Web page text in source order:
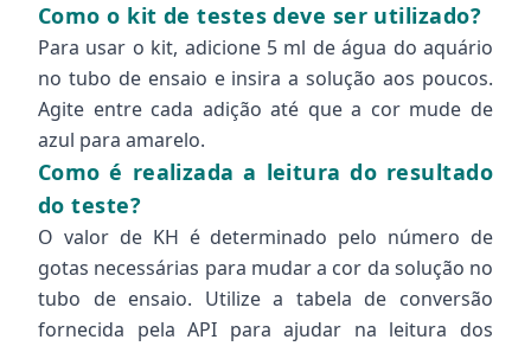
Como o kit de testes deve ser utilizado?
Para usar o kit, adicione 5 ml de água do aquário
no tubo de ensaio e insira a solução aos poucos.
Agite entre cada adição até que a cor mude de
azul para amarelo.
Como é realizada a leitura do resultado
do teste?
O valor de KH é determinado pelo número de
gotas necessárias para mudar a cor da solução no
tubo de ensaio. Utilize a tabela de conversão
fornecida pela API para ajudar na leitura dos